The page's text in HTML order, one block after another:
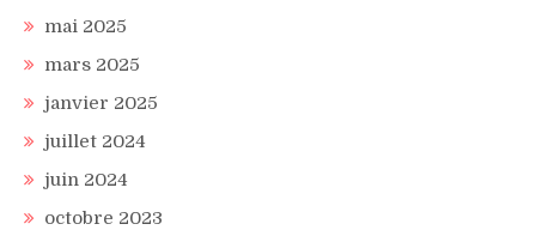
mai 2025
mars 2025
janvier 2025
juillet 2024
juin 2024
octobre 2023